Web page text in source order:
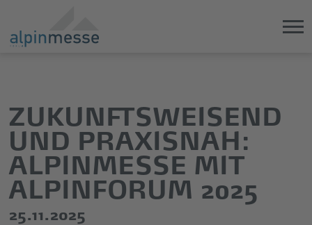
springen
springen
ZUKUNFTSWEISEND
UND PRAXISNAH:
ALPINMESSE MIT
ALPINFORUM 2025
25.11.2025